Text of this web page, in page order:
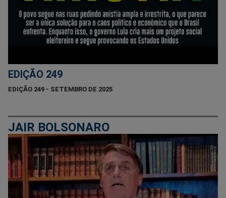
EDIÇÃO 249
EDIÇÃO 249 - SETEMBRO DE 2025
JAIR BOLSONARO